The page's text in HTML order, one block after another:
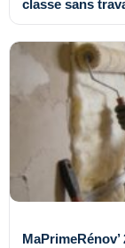
classe sans